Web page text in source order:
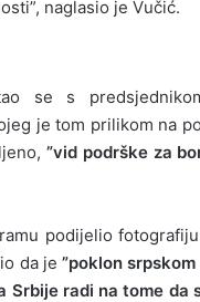
naglasio je Vučić.
se s
je tom prilikom na
”vid podrške za
podijelio
da je ”poklon
Srbije radi na tome